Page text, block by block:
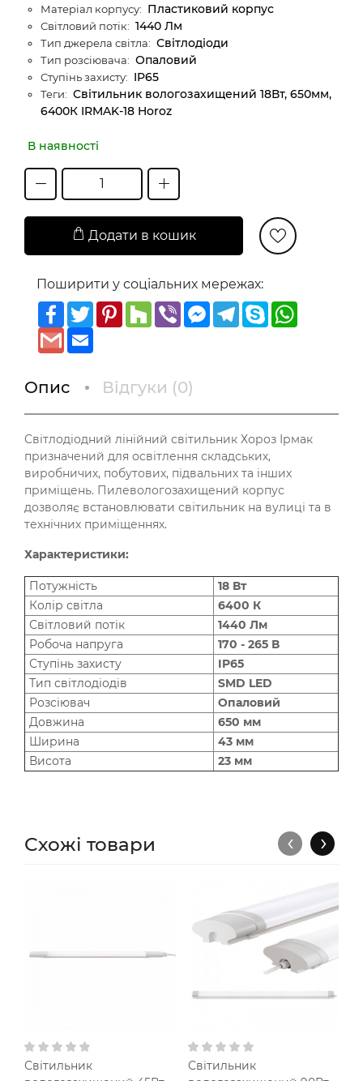
Матеріал корпусу: Пластиковий корпус
Світловий потік: 1440 Лм
Тип джерела світла: Світлодіоди
Тип розсіювача: Опаловий
Ступінь захисту: IP65
Теги: Світильник вологозахищений 18Вт, 650мм,
6400К IRMAK-18 Horoz
В наявності
Додати в кошик
Поширити у соціальних мережах:
Facebook
TwitterPinterest
HouzzViberMessenger
Telegram
Skype
Gmail
Опис Відгуки (0)
Світлодіодний лінійний світильник Хороз Ірмак
призначений для освітлення складських,
виробничих, побутових, підвальних та інших
приміщень. Пилевологозахищений корпус
дозволяє встановлювати світильник на вулиці та в
технічних приміщеннях.
Характеристики:
Потужність
18 Вт
Колір світла
6400 К
Світловий потік
1440 Лм
Робоча напруга
170 - 265 В
Ступінь захисту
IP65
Тип світлодіодів
SMD LED
Розсіювач
Опаловий
Довжина
650 мм
Ширина
43 мм
Висота
23 мм
Схожі товари
Світильник
Світильник
‹ ›